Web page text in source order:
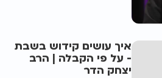
איך עושים קידוש בשבת
- על פי הקבלה | הרב
יצחק הדר